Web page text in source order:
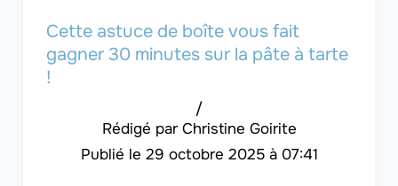
Cette astuce de boîte vous fait
gagner 30 minutes sur la pâte à tarte
!
Christine Goirite
/
29 octobre 2025 à 07:41